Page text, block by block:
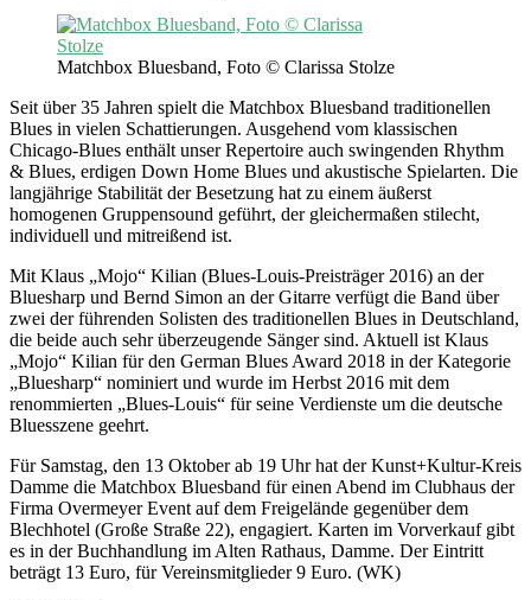
Matchbox Bluesband, Foto © Clarissa Stolze
Seit über 35 Jahren spielt die Matchbox Bluesband traditionellen
Blues in vielen Schattierungen. Ausgehend vom klassischen
Chicago-Blues enthält unser Repertoire auch swingenden Rhythm
& Blues, erdigen Down Home Blues und akustische Spielarten. Die
langjährige Stabilität der Besetzung hat zu einem äußerst
homogenen Gruppensound geführt, der gleichermaßen stilecht,
individuell und mitreißend ist.
Mit Klaus „Mojo“ Kilian (Blues-Louis-Preisträger 2016) an der
Bluesharp und Bernd Simon an der Gitarre verfügt die Band über
zwei der führenden Solisten des traditionellen Blues in Deutschland,
die beide auch sehr überzeugende Sänger sind. Aktuell ist Klaus
„Mojo“ Kilian für den German Blues Award 2018 in der Kategorie
„Bluesharp“ nominiert und wurde im Herbst 2016 mit dem
renommierten „Blues-Louis“ für seine Verdienste um die deutsche
Bluesszene geehrt.
Für Samstag, den 13 Oktober ab 19 Uhr hat der Kunst+Kultur-Kreis
Damme die Matchbox Bluesband für einen Abend im Clubhaus der
Firma Overmeyer Event auf dem Freigelände gegenüber dem
Blechhotel (Große Straße 22), engagiert. Karten im Vorverkauf gibt
es in der Buchhandlung im Alten Rathaus, Damme. Der Eintritt
beträgt 13 Euro, für Vereinsmitglieder 9 Euro. (WK)